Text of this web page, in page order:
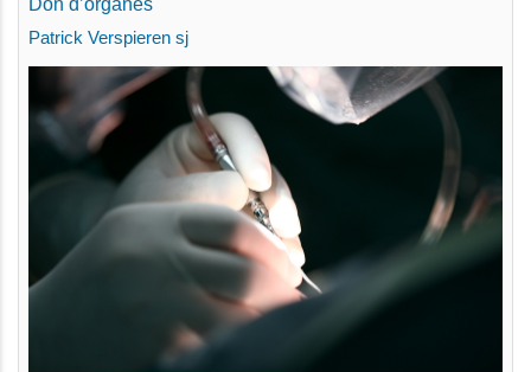
Patrick Verspieren sj